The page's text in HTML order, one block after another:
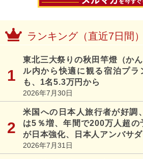
ランキング（直近7日間）
東北三大祭りの秋田竿燈（か
ル内から快適に観る宿泊プラ
も、1名5.3万円から
2026年7月30日
米国への日本人旅行者が好調
は5％増、年間で200万人超の
が日本強化、日本人アンバサ
2026年7月31日